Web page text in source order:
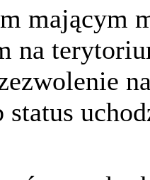
mającym
na